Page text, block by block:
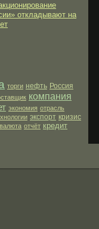
откладывают на
торги нефть Россия
компания
экономия отрасль
экспорт кризис
валюта отчёт кредит